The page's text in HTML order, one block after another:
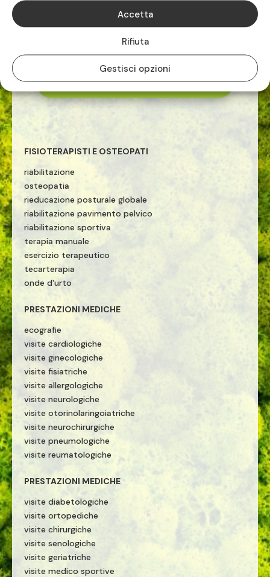
Accetta
Rifiuta
Gestisci opzioni
FISIOS
ALBENGA | VADO LIGURE | CELLE LIGURE
 TEL. 019.883516
FISIOTERAPISTI E OSTEOPATI
riabilitazione
osteopatia
rieducazione posturale globale
riabilitazione pavimento pelvico
riabilitazione sportiva
terapia manuale
esercizio terapeutico
tecarterapia
onde d'urto
PRESTAZIONI MEDICHE
ecografie
visite cardiologiche
visite ginecologiche
visite fisiatriche
visite allergologiche
visite neurologiche
visite otorinolaringoiatriche
visite neurochirurgiche
visite pneumologiche
visite reumatologiche
PRESTAZIONI MEDICHE
visite diabetologiche
visite ortopediche
visite chirurgiche
visite senologiche
visite geriatriche
visite medico sportive